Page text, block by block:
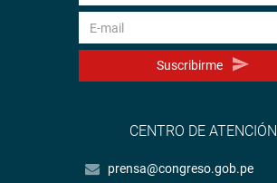
Suscribirme
CENTRO DE ATENCIÓN
prensa@congreso.gob.pe